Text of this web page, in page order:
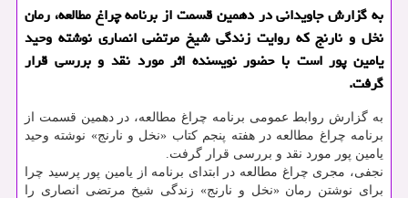
به گزارش جاویدانی در دهمین قسمت از برنامه چراغ مطالعه، رمان
نخل و نارنج که روایت زندگی شیخ مرتضی انصاری نوشته وحید
یامین پور است با حضور نویسنده اثر مورد نقد و بررسی قرار
گرفت.
به گزارش روابط عمومی برنامه چراغ مطالعه، در دهمین قسمت از
برنامه چراغ مطالعه در هفته پنجم کتاب «نخل و نارنج» نوشته وحید
یامین پور مورد نقد و بررسی قرار گرفت.
نجفی، مجری چراغ مطالعه در ابتدای برنامه از یامین پور پرسید چرا
برای نوشتن رمان «نخل و نارنج» زندگی شیخ مرتضی انصاری را